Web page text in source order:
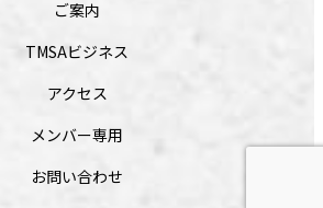
ご案内
TMSAビジネス
アクセス
メンバー専用
お問い合わせ